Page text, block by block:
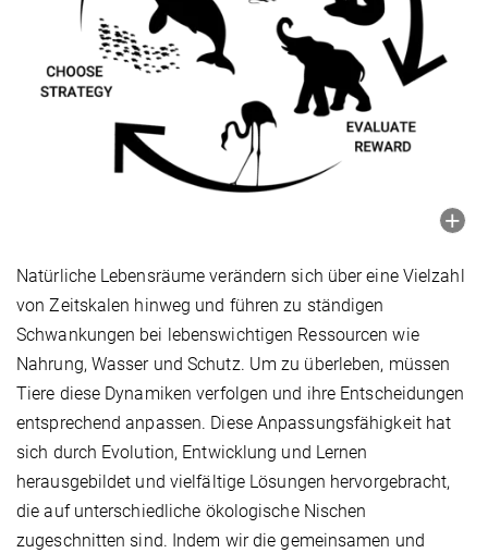
Natürliche Lebensräume verändern sich über eine Vielzahl
von Zeitskalen hinweg und führen zu ständigen
Schwankungen bei lebenswichtigen Ressourcen wie
Nahrung, Wasser und Schutz. Um zu überleben, müssen
Tiere diese Dynamiken verfolgen und ihre Entscheidungen
entsprechend anpassen. Diese Anpassungsfähigkeit hat
sich durch Evolution, Entwicklung und Lernen
herausgebildet und vielfältige Lösungen hervorgebracht,
die auf unterschiedliche ökologische Nischen
zugeschnitten sind. Indem wir die gemeinsamen und